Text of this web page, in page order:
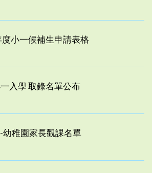
小一候補生申請表格
入學 取錄名單公布
稚園家長觀課名單